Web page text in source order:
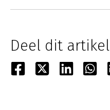
Deel dit artikel